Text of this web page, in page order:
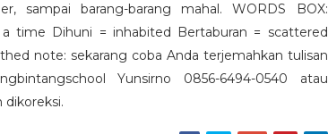
sampai barang-barang mahal. WORDS BOX:
time Dihuni = inhabited Bertaburan = scattered
note: sekarang coba Anda terjemahkan tulisan
Yunsirno 0856-6494-0540 atau
dikoreksi.